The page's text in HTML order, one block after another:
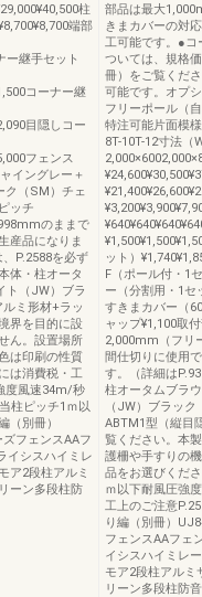
柱
端部
ー継手セット
コーナー継
目隠しコー
フェンス
イングレー＋
ク（SM）チェ
ッチ
のままで
産品になりま
P.2588を必ず
体・柱オータ
ト（JW）ブラ
ミ形材+ラッ
界を目的に設
ん。設置場所
は印刷の性質
は消費税・工
度風速34m/秒
柱ピッチ1ｍ以
（別冊）
フェンスAAフ
イシスハイミレ
ア2段柱アルミ
ーン多段柱防
部品は最大
きまカバーの対
工可能です。●コ
ついては、規格
冊）をご覧くだ
可能です。オプ
フリーポール（
特注可能片面模
8T-10T-12寸法（
ット）
F（ポール付・1
ー（分割用・1セ
すきまカバー（
ャップ¥1,100取
2,000mm（フリ
間仕切りに使用
す。（詳細は
柱オータムブラ
（JW）ブラッ
ABTM1型（縦目
覧ください。本
護柵や手すりの
品をお選びくだ
ｍ以下耐風圧強
工上のご注意
り編（別冊）
フェンスAAフェ
イシスハイミレ
モア2段柱アルミ
リーン多段柱防